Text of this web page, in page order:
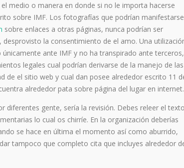
medio o manera en donde si no le importa hacerse
sobre IMF. Los fotografías que podrían manifestarse
sobre enlaces a otras páginas, nunca podrían ser
la consentimiento de el amo. Una
ante IMF y no ha transpirado ante terceros,
legales cual podrían derivarse de la manejo de las
de el sitio web y cual dan posee alrededor escrito 11
alrededor pata sobre página del lugar en internet.
diferentes gente, serí­a la revisión. Debes releer el texto
lo cual os chirríe. En la organización deberías
se hace en última el momento así­ como aburrido,
tampoco que completo cita que incluyes alrededor